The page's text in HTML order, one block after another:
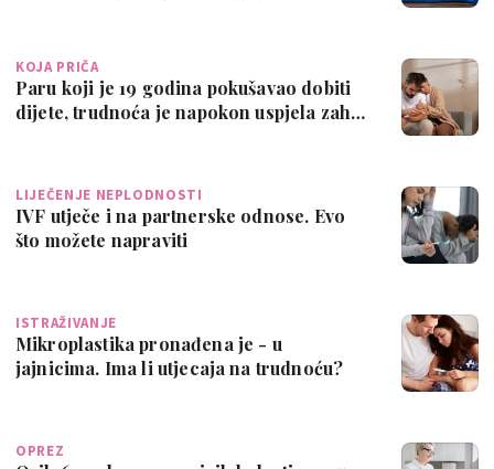
KOJA PRIČA
Paru koji je 19 godina pokušavao dobiti
dijete, trudnoća je napokon uspjela zah…
LIJEČENJE NEPLODNOSTI
IVF utječe i na partnerske odnose. Evo
što možete napraviti
ISTRAŽIVANJE
Mikroplastika pronađena je - u
jajnicima. Ima li utjecaja na trudnoću?
OPREZ